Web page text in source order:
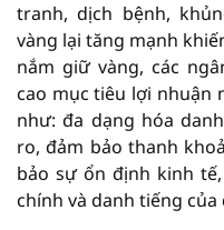
tranh, dịch bệnh,
vàng lại tăng mạnh
nắm giữ vàng, các
cao mục tiêu lợi nhuận
như: đa dạng hóa
ro, đảm bảo thanh
bảo sự ổn định kinh
chính và danh tiếng